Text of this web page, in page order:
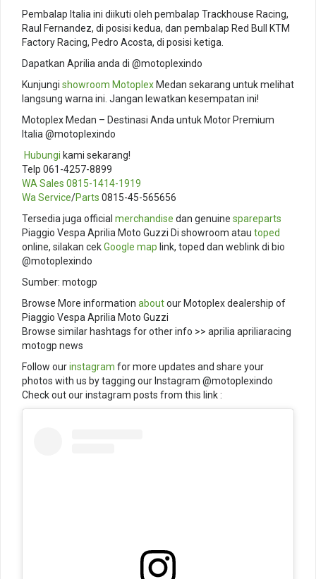
Pembalap Italia ini diikuti oleh pembalap Trackhouse Racing,
Raul Fernandez, di posisi kedua, dan pembalap Red Bull KTM
Factory Racing, Pedro Acosta, di posisi ketiga.
Dapatkan Aprilia anda di @motoplexindo
Kunjungi showroom Motoplex Medan sekarang untuk melihat
langsung warna ini. Jangan lewatkan kesempatan ini!
Motoplex Medan – Destinasi Anda untuk Motor Premium
Italia @motoplexindo
Hubungi kami sekarang!
Telp 061-4257-8899
WA Sales 0815-1414-1919
Wa Service/Parts 0815-45-565656
Tersedia juga official merchandise dan genuine spareparts
Piaggio Vespa Aprilia Moto Guzzi Di showroom atau toped
online, silakan cekGoogle map link, toped dan weblink di bio
@motoplexindo
Sumber: motogp
Browse More information aboutour Motoplex dealership of
Piaggio Vespa Aprilia Moto Guzzi
Browse similar hashtags for other info >> aprilia apriliaracing
motogp news
Follow ourinstagram for more updates and share your
photos with us by tagging our Instagram @motoplexindo
Check out our instagram posts from this link :